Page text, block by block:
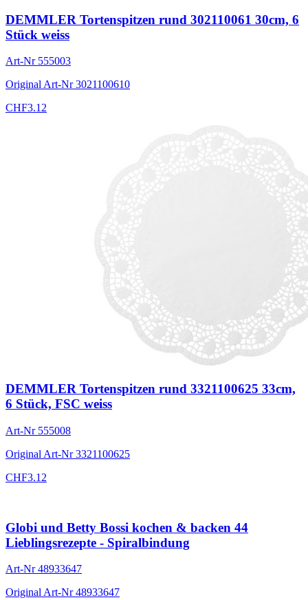
DEMMLER Tortenspitzen rund 302110061 30cm, 6
Stück weiss
Art-Nr 555003
Original Art-Nr3021100610
CHF3.12
DEMMLER Tortenspitzen rund 3321100625 33cm,
6 Stück, FSC weiss
Art-Nr 555008
Original Art-Nr3321100625
CHF3.12
Globi und Betty Bossi kochen & backen 44
Lieblingsrezepte - Spiralbindung
Art-Nr48933647
Original Art-Nr48933647